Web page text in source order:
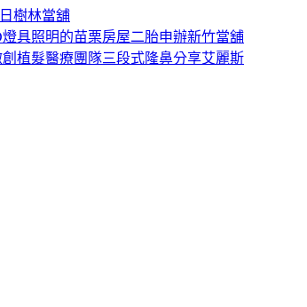
類
樹林當舖
具照明的苗栗房屋二胎申辦新竹當舖
植髮醫療團隊三段式隆鼻分享艾麗斯